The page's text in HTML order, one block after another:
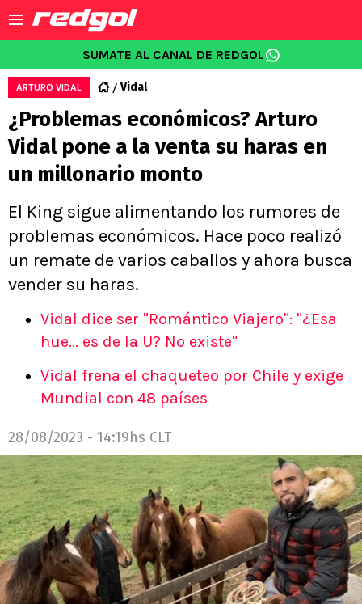
SUMATE AL CANAL DE REDGOL
ARTURO VIDAL Vidal
¿Problemas económicos? Arturo
Vidal pone a la venta su haras en
un millonario monto
El King sigue alimentando los rumores de
problemas económicos. Hace poco realizó
un remate de varios caballos y ahora busca
vender su haras.
Vidal dice ser "Romántico Viajero": "¿Esa
hue... es de la U? No existe"
Vidal frena el chaqueteo por Chile y exige
Mundial con 48 países
28/08/2023 - 14:19hs CLT